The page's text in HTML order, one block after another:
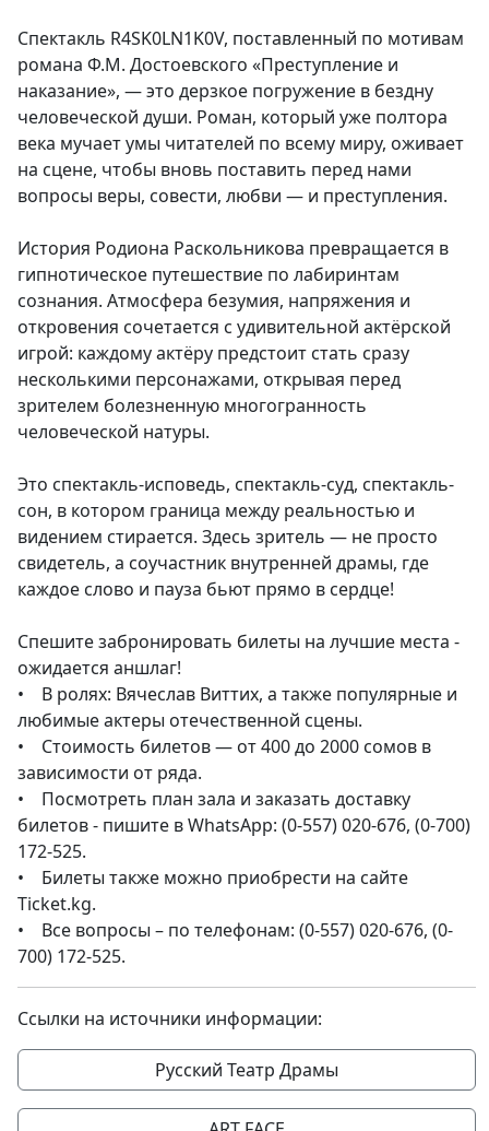
Спектакль R4SK0LN1K0V, поставленный по мотивам
романа Ф.М. Достоевского «Преступление и
наказание», — это дерзкое погружение в бездну
человеческой души. Роман, который уже полтора
века мучает умы читателей по всему миру, оживает
на сцене, чтобы вновь поставить перед нами
вопросы веры, совести, любви — и преступления.
История Родиона Раскольникова превращается в
гипнотическое путешествие по лабиринтам
сознания. Атмосфера безумия, напряжения и
откровения сочетается с удивительной актёрской
игрой: каждому актёру предстоит стать сразу
несколькими персонажами, открывая перед
зрителем болезненную многогранность
человеческой натуры.
Это спектакль-исповедь, спектакль-суд, спектакль-
сон, в котором граница между реальностью и
видением стирается. Здесь зритель — не просто
свидетель, а соучастник внутренней драмы, где
каждое слово и пауза бьют прямо в сердце!
Спешите забронировать билеты на лучшие места -
ожидается аншлаг!
• В ролях: Вячеслав Виттих, а также популярные и
любимые актеры отечественной сцены.
• Стоимость билетов — от 400 до 2000 сомов в
зависимости от ряда.
• Посмотреть план зала и заказать доставку
билетов - пишите в WhatsApp: (0-557) 020-676, (0-700)
172-525.
• Билеты также можно приобрести на сайте
Ticket.kg.
• Все вопросы – по телефонам: (0-557) 020-676, (0-
700) 172-525.
Ссылки на источники информации:
Русский Театр Драмы